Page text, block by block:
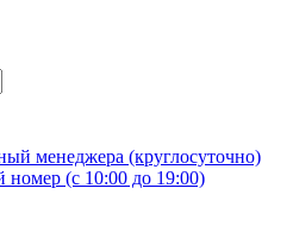
менеджера (круглосуточно)
номер (с 10:00 до 19:00)